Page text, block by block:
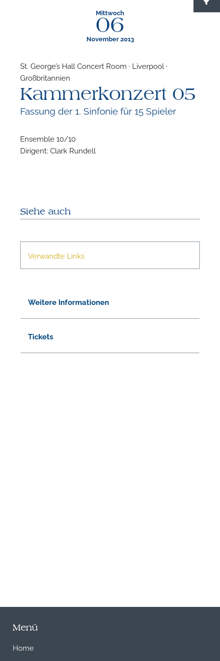
Mittwoch
06
November 2013
St. George’s Hall Concert Room · Liverpool ·
Großbritannien
Kammerkonzert 05
Fassung der 1. Sinfonie für 15 Spieler
Ensemble 10/10
Dirigent: Clark Rundell
Siehe auch
Verwandte Links
Weitere Informationen
Tickets
Menü
Home